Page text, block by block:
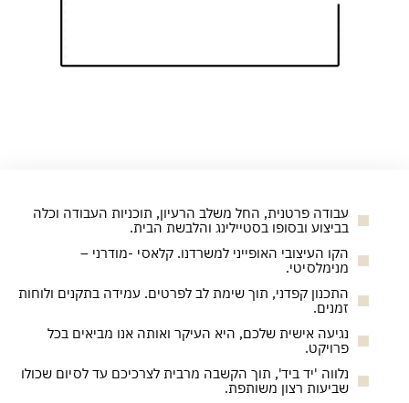
עבודה פרטנית, החל משלב הרעיון, תוכניות העבודה וכלה
בביצוע ובסופו בסטיילינג והלבשת הבית.
הקו העיצובי האופייני למשרדנו. קלאסי -מודרני –
מנימלסיטי.
התכנון קפדני, תוך שימת לב לפרטים. עמידה בתקנים ולוחות
זמנים.
נגיעה אישית שלכם, היא העיקר ואותה אנו מביאים בכל
פרויקט.
נלווה 'יד ביד', תוך הקשבה מרבית לצרכיכם עד לסיום שכולו
שביעות רצון משותפת.